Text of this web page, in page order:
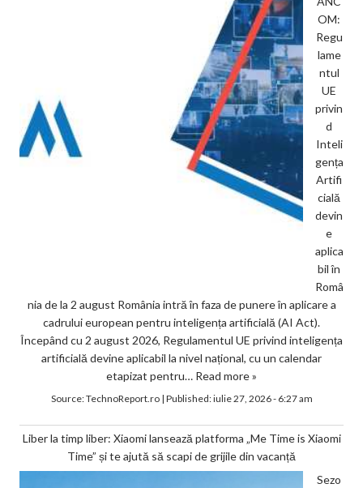
OM:
Regu
lame
ntul
UE
privin
d
Inteli
gența
Artifi
cială
devin
e
aplica
bil în
Româ
nia de la 2 august România intră în faza de punere în aplicare a
cadrului european pentru inteligența artificială (AI Act).
Începând cu 2 august 2026, Regulamentul UE privind inteligența
artificială devine aplicabil la nivel național, cu un calendar
etapizat pentru… Read more »
Source:TechnoReport.ro| Published:iulie 27, 2026 - 6:27 am
Liber la timp liber: Xiaomi lansează platforma „Me Time is Xiaomi
Time” și te ajută să scapi de grijile din vacanță
Sezo